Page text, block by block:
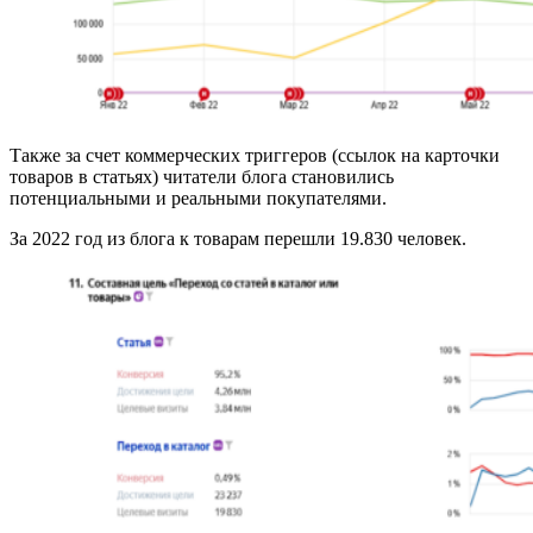
Также за счет коммерческих триггеров (ссылок на карточки
товаров в статьях) читатели блога становились
потенциальными и реальными покупателями.
За 2022 год из блога к товарам перешли 19.830 человек.